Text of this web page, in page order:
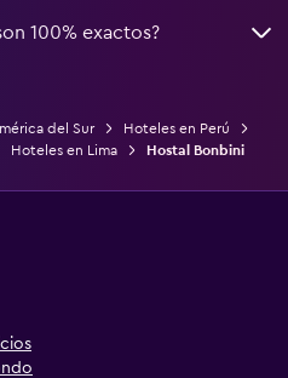
100% exactos?
del Sur
Hoteles en Perú
Hoteles en Lima Hostal Bonbini